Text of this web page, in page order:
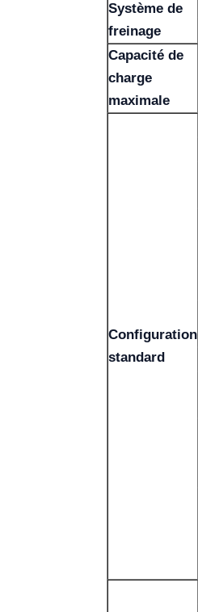
Système de
freinage
Capacité de
charge
maximale
Configuration
standard